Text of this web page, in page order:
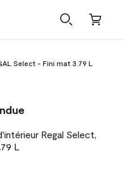
Select - Fini mat 3.79 L